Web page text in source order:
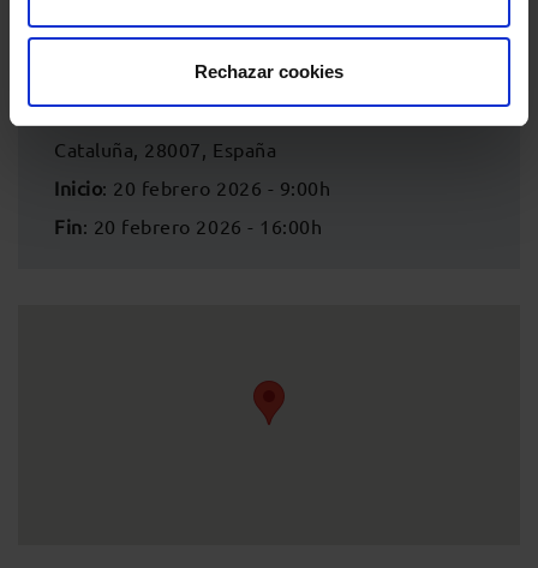
Rechazar cookies
Información del evento
Consejo de la Abogacía Catalana
Roger de Llúria, 113, 2º planta, Barcelona,
Cataluña, 28007, España
Inicio: 20 febrero 2026 - 9:00h
Fin: 20 febrero 2026 - 16:00h